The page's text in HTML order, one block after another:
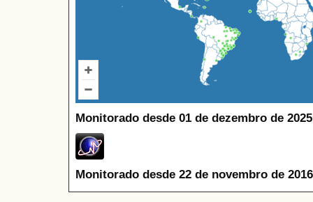
Monitorado desde 01 de dezembro de
Monitorado desde 22 de novembro de